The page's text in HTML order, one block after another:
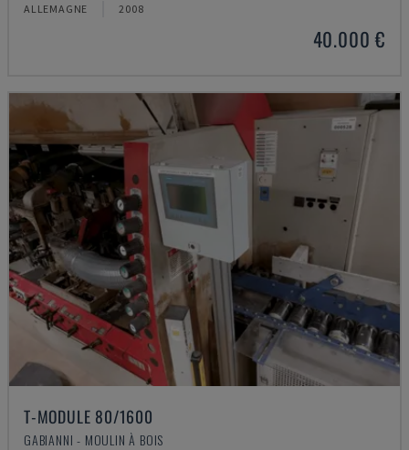
ALLEMAGNE 2008
40.000 €
T-MODULE 80/1600
GABIANNI - MOULIN À BOIS